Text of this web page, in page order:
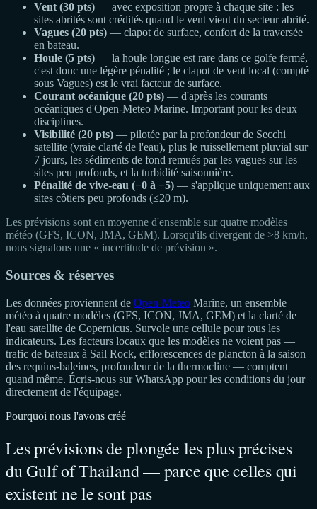
Vent (30 pts) — avec exposition propre à chaque site : les
sites abrités sont crédités quand le vent vient du secteur abrité.
Vagues (20 pts) — clapot de surface, confort de la traversée
en bateau.
Houle (5 pts) — la houle longue est rare dans ce golfe fermé,
c'est donc une légère pénalité ; le clapot de vent local (compté
sous Vagues) est le vrai facteur de surface.
Courant océanique (20 pts) — d'après les courants
océaniques d'Open-Meteo Marine. Important pour les deux
disciplines.
Visibilité (20 pts) — pilotée par la profondeur de Secchi
satellite (vraie clarté de l'eau), plus le ruissellement pluvial sur
7 jours, les sédiments de fond remués par les vagues sur les
sites peu profonds, et la turbidité saisonnière.
Pénalité de vive-eau (−0 à −5) — s'applique uniquement aux
sites côtiers peu profonds (≤20 m).
Les prévisions sont en moyenne d'ensemble sur quatre modèles
météo (GFS, ICON, JMA, GEM). Lorsqu'ils divergent de >8 km/h,
nous signalons une « incertitude de prévision ».
Sources & réserves
Les données proviennent de Open-Meteo Marine, un ensemble
météo à quatre modèles (GFS, ICON, JMA, GEM) et la clarté de
l'eau satellite de Copernicus. Survole une cellule pour tous les
indicateurs. Les facteurs locaux que les modèles ne voient pas —
trafic de bateaux à Sail Rock, efflorescences de plancton à la saison
des requins-baleines, profondeur de la thermocline — comptent
quand même. Écris-nous sur WhatsApp pour les conditions du jour
directement de l'équipage.
Pourquoi nous l'avons créé
Les prévisions de plongée les plus précises
du Gulf of Thailand — parce que celles qui
existent ne le sont pas